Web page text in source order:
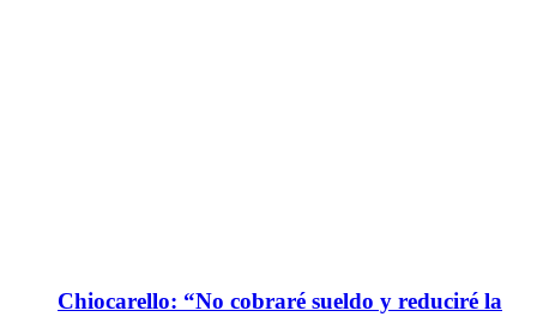
Chiocarello: “No cobraré sueldo y reduciré la